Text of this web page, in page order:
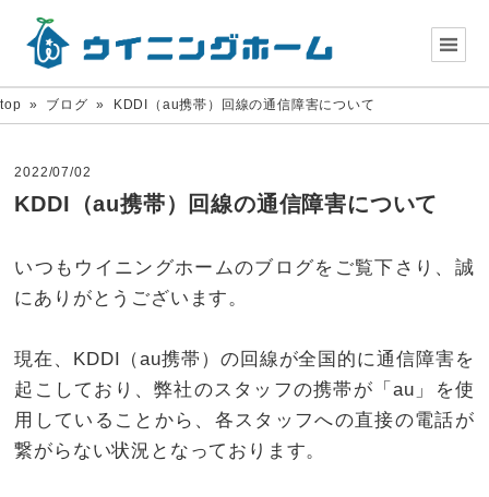
top » ブログ » KDDI（au携帯）回線の通信障害について
2022/07/02
KDDI（au携帯）回線の通信障害について
いつもウイニングホームのブログをご覧下さり、誠
にありがとうございます。
現在、KDDI（au携帯）の回線が全国的に通信障害を
起こしており、弊社のスタッフの携帯が「au」を使
用していることから、各スタッフへの直接の電話が
繋がらない状況となっております。